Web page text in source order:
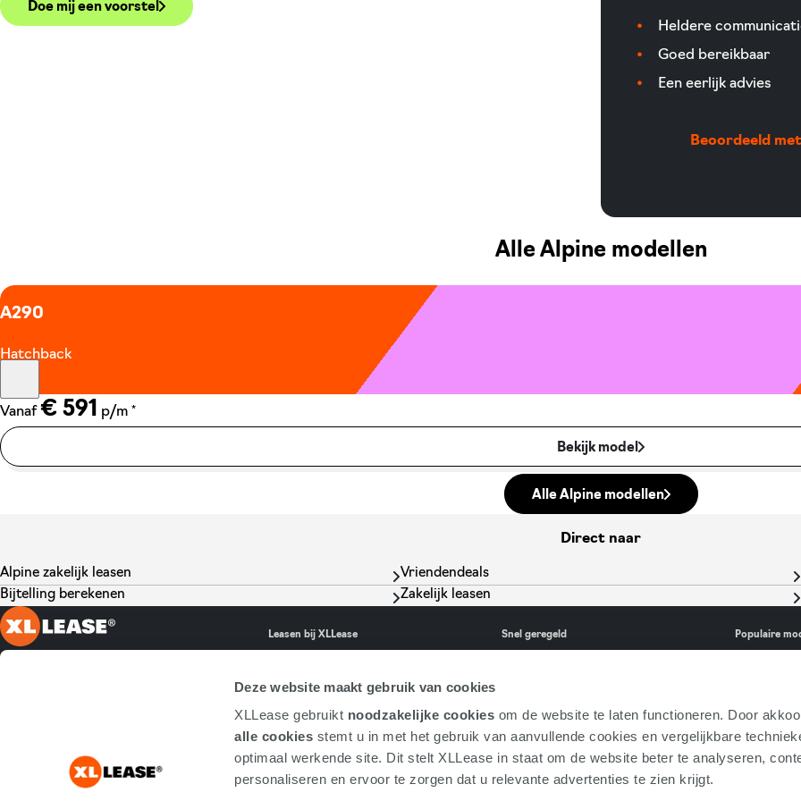
Deze website maakt gebruik van cookies
XLLease gebruikt noodzakelijke cookies om de website te laten functioneren. Door
alle cookies stemt u in met het gebruik van aanvullende cookies en vergelijkbare
optimaal werkende site. Dit stelt XLLease in staat om de website beter te analyseren,
personaliseren en ervoor te zorgen dat u relevante advertenties te zien krijgt.
Doe mij een voorstel
Heldere
Goed bereikbaar
Een eerlijk advies
Beoordeeld met
Alle Alpine modellen
A290
Hatchback
Vanaf€ 591 p/m *
Bekijk model
Alle Alpine modellen
Direct naar
Alpine zakelijk leasen Vriendendeals
Bijtelling berekenen
Zakelijk leasen
info@xllease.nl
Maandag t/m vrijdag bereikbaar van
Leasen bij XLLease
Occasion lease
Elektrisch leasen
Vriendendeals
Snel geregeld
Voor wagenparkbeheerder
Direct een offerte
Advies aanvragen
Populaire
Audi Q4
Alle auto's